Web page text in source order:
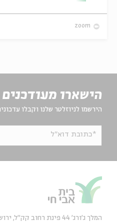
zoom
הישארו מעודכנים
הירשמו לניוזלטר שלנו וקבלו
*כתובת דוא"ל
המלך ג'ורג' 44 פינת רחוב קק״ל, ירושלים